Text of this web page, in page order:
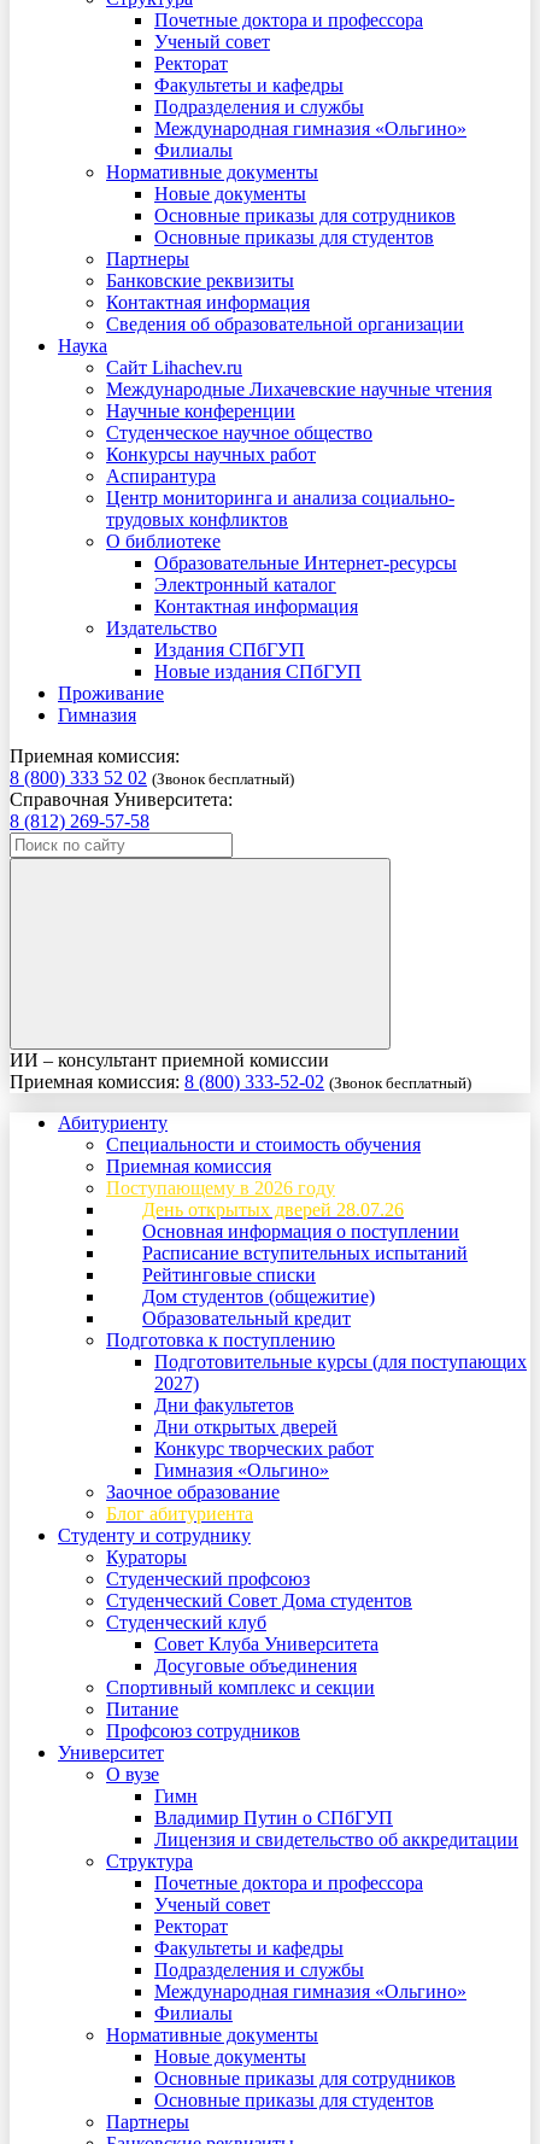
Почетные доктора и профессора
Ученый совет
Ректорат
Факультеты и кафедры
Подразделения и службы
Международная гимназия «Ольгино»
Филиалы
Нормативные документы
Новые документы
Основные приказы для сотрудников
Основные приказы для студентов
Партнеры
Банковские реквизиты
Контактная информация
Сведения об образовательной организации
Наука
Сайт Lihachev.ru
Международные Лихачевские научные чтения
Научные конференции
Студенческое научное общество
Конкурсы научных работ
Аспирантура
Центр мониторинга и анализа социально-
трудовых конфликтов
О библиотеке
Образовательные Интернет-ресурсы
Электронный каталог
Контактная информация
Издательство
Издания СПбГУП
Новые издания СПбГУП
Проживание
Гимназия
Приемная комиссия:
8 (800) 333 52 02 (Звонок бесплатный)
Справочная Университета:
8 (812) 269-57-58
ИИ – консультант приемной комиссии
Приемная комиссия: 8 (800) 333-52-02 (Звонок бесплатный)
Абитуриенту
Специальности и стоимость обучения
Приемная комиссия
Поступающему в 2026 году
День открытых дверей 28.07.26
Основная информация о поступлении
Расписание вступительных испытаний
Рейтинговые списки
Дом студентов (общежитие)
Образовательный кредит
Подготовка к поступлению
Подготовительные курсы (для поступающих
2027)
Дни факультетов
Дни открытых дверей
Конкурс творческих работ
Гимназия «Ольгино»
Заочное образование
Блог абитуриента
Студенту и сотруднику
Кураторы
Студенческий профсоюз
Студенческий Совет Дома студентов
Студенческий клуб
Совет Клуба Университета
Досуговые объединения
Спортивный комплекс и секции
Питание
Профсоюз сотрудников
Университет
О вузе
Гимн
Владимир Путин о СПбГУП
Лицензия и свидетельство об аккредитации
Структура
Почетные доктора и профессора
Ученый совет
Ректорат
Факультеты и кафедры
Подразделения и службы
Международная гимназия «Ольгино»
Филиалы
Нормативные документы
Новые документы
Основные приказы для сотрудников
Основные приказы для студентов
Партнеры